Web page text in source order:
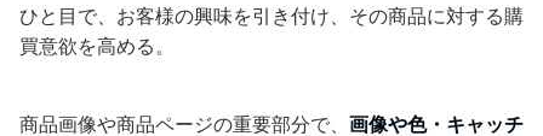
ひと目で、お客様の興味を引き付け、その商品に対する購
買意欲を高める。
商品画像や商品ページの重要部分で、 画像や色・キャッチ